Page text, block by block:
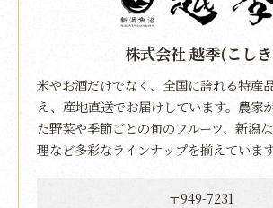
株式会社 越季(こし
米やお酒だけでなく、全国に誇れる特産
え、産地直送でお届けしています。農家
た野菜や季節ごとの旬のフルーツ、新潟
理など多彩なラインナップを揃えています
〒949-7231